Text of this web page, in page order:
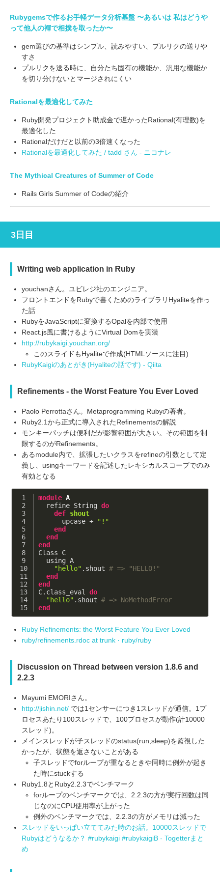
Rubygemsで作るお手軽データ分析基盤 〜あるいは 私はどうや
って他人の褌で相撲を取ったか〜
gem選びの基準はシンプル、読みやすい、プルリクの送りや
すさ
プルリクを送る時に、自分たち固有の機能か、汎用な機能か
を切り分けないとマージされにくい
Rationalを最適化してみた
Ruby開発プロジェクト助成金で遅かったRational(有理数)を
最適化した
Rationalだけだと以前の3倍速くなった
Rationalを最適化してみた / tadd さん - ニコナレ
The Mythical Creatures of Summer of Code
Rails Girls Summer of Codeの紹介
3日目
Writing web application in Ruby
youchanさん。ユビレジ社のエンジニア。
フロントエンドをRubyで書くためのライブラリHyaliteを作っ
た話
RubyをJavaScriptに変換するOpalを内部で使用
React.js風に書けるようにVirtual Domを実装
http://rubykaigi.youchan.org/
このスライドもHyaliteで作成(HTMLソースに注目)
RubyKaigiのあとがき(Hyaliteの話です) - Qiita
Refinements - the Worst Feature You Ever Loved
Paolo Perrottaさん。Metaprogramming Rubyの著者。
Ruby2.1から正式に導入されたRefinementsの解説
モンキーパッチは便利だが影響範囲が大きい。その範囲を制
限するのがRefinements。
あるmodule内で、拡張したいクラスをrefineの引数として定
義し、usingキーワードを記述したレキシカルスコープでのみ
有効となる
module A
  refine String
do
def shout
      upcase +
"!"
end
end
end
Class C
  using A
"hello" .shout # => "HELLO!"
end
end
C.class_eval do
"hello" .shout # => NoMethodError
end
Ruby Refinements: the Worst Feature You Ever Loved
ruby/refinements.rdoc at trunk · ruby/ruby
Discussion on Thread between version 1.8.6 and
2.2.3
Mayumi EMORIさん。
http://jishin.net/では1センサーにつき1スレッドが通信。1プ
ロセスあたり100スレッドで、100プロセスが動作(計10000
スレッド)。
メインスレッドが子スレッドのstatus(run,sleep)を監視した
かったが、状態を返さないことがある
子スレッドでforループが重なるときや同時に例外が起き
た時にstuckする
Ruby1.8とRuby2.2.3でベンチマーク
forループのベンチマークでは、2.2.3の方が実行回数は同
じなのにCPU使用率が上がった
例外のベンチマークでは、2.2.3の方がメモリは減った
スレッドをいっぱい立ててみた時のお話。10000スレッドで
Rubyはどうなるか？ #rubykaigi #rubykaigiB - Togetterまと
め